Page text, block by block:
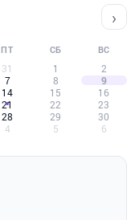
›
ПТ СБ ВС
31 1
2
7 8
9
14 15
16
21 22
23
28 29
30
4 5 6